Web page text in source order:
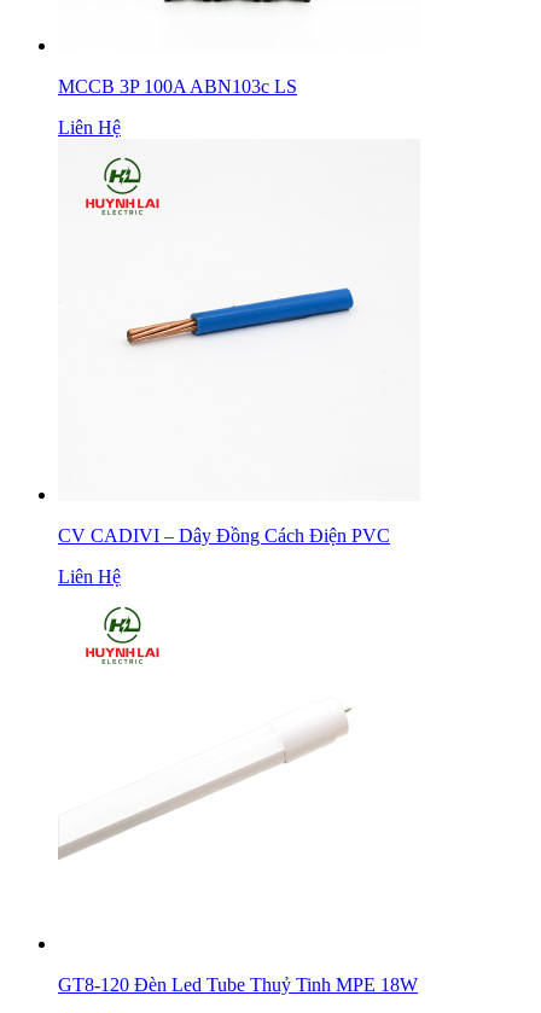
MCCB 3P 100A ABN103c LS
Liên Hệ
CV CADIVI – Dây Đồng Cách Điện PVC
Liên Hệ
GT8-120 Đèn Led Tube Thuỷ Tinh MPE 18W